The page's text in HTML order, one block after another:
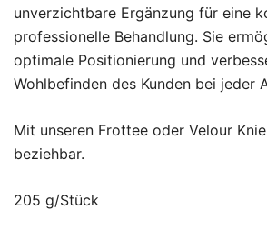
unverzichtbare Ergänzung für eine
professionelle Behandlung. Sie
optimale Positionierung und
Wohlbefinden des Kunden bei jeder
Mit unseren Frottee oder Velour
beziehbar.
205 g/Stück